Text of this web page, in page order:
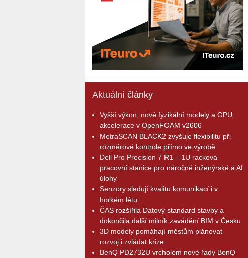
Aktuální články
Vyšší výkon, nové fyzikální modely a GPU
akcelerace v OpenFOAM v2606
MetraSCAN BLACK2 zvyšuje flexibilitu při
rozměrové kontrole přímo ve výrobě
Dell Pro Precision 7 R1 – 1U racková
pracovní stanice pro náročné inženýrské a AI
úlohy
Senzory sledují kvalitu komunikací i v
horkém létu
ČAS rozšířila Datový standard stavby a
dokončila další milník zavádění BIM v Česku
3D modely pomáhají městům plánovat
rozvoj i zvládat krize
BenQ PD2732U vrcholem nové řady BenQ